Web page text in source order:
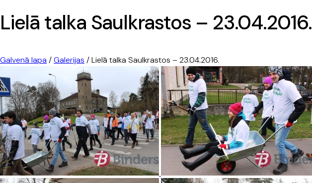
Lielā talka Saulkrastos – 23.04.2016.
Galvenā lapa /Galerijas /Lielā talka Saulkrastos – 23.04.2016.